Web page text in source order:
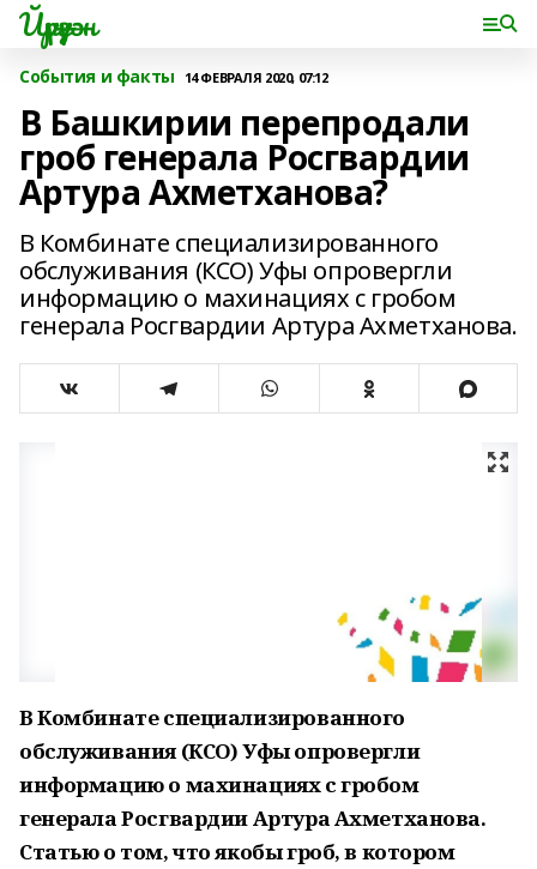
Йүрүҙән
События и факты 14 ФЕВРАЛЯ 2020, 07:12
В Башкирии перепродали
гроб генерала Росгвардии
Артура Ахметханова?
В Комбинате специализированного
обслуживания (КСО) Уфы опровергли
информацию о махинациях с гробом
генерала Росгвардии Артура Ахметханова.
В Комбинате специализированного
обслуживания (КСО) Уфы опровергли
информацию о махинациях с гробом
генерала Росгвардии Артура Ахметханова.
Статью о том, что якобы гроб, в котором